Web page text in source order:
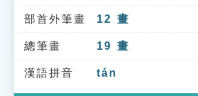
知識索引
單字索引
生命大百科索引
部首外筆畫 12 畫
總筆畫 19 畫
漢語拼音 tán